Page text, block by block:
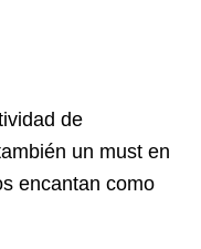
de
un must en
encantan como